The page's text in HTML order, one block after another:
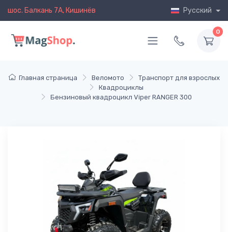
шос. Балкань 7A, Кишинёв Русский
0
Главная страница Веломото
Транспорт для взрослых
Квадроциклы
Бензиновый квадроцикл Viper RANGER 300